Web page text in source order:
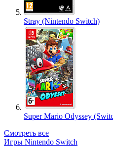
Stray (Nintendo Switch)
Super Mario Odyssey
Смотреть все
Игры Nintendo Switch